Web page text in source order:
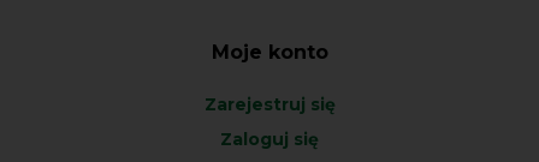
Moje konto
Zarejestruj się
Zaloguj się